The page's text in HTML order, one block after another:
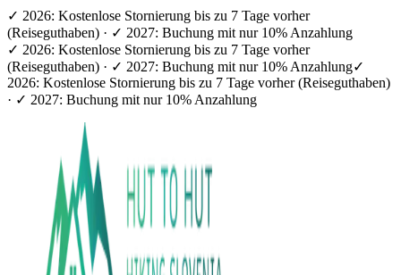
✓ 2026: Kostenlose Stornierung bis zu 7 Tage vorher
(Reiseguthaben) · ✓ 2027: Buchung mit nur 10% Anzahlung
✓ 2026: Kostenlose Stornierung bis zu 7 Tage vorher
(Reiseguthaben) · ✓ 2027: Buchung mit nur 10% Anzahlung✓
2026: Kostenlose Stornierung bis zu 7 Tage vorher (Reiseguthaben)
· ✓ 2027: Buchung mit nur 10% Anzahlung